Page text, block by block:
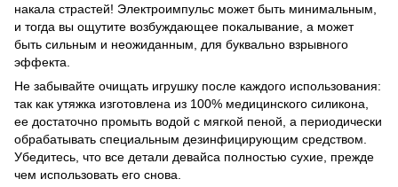
накала страстей! Электроимпульс может быть минимальным,
и тогда вы ощутите возбуждающее покалывание, а может
быть сильным и неожиданным, для буквально взрывного
эффекта.
Не забывайте очищать игрушку после каждого использования:
так как утяжка изготовлена из 100% медицинского силикона,
ее достаточно промыть водой с мягкой пеной, а периодически
обрабатывать специальным дезинфицирующим средством.
Убедитесь, что все детали девайса полностью сухие, прежде
чем использовать его снова.